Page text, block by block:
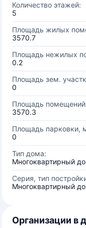
Количество этажей:
5
Площадь жилых
3570.7
Площадь нежилых
0.2
Площадь зем.
0
Площадь
3570.3
Площадь парковки,
0
Тип дома:
Многоквартирный
Серия, тип
Многоквартирный
Организации в